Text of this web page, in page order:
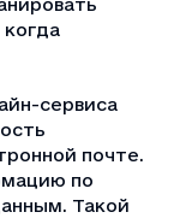
сервиса
почте.
по
Такой